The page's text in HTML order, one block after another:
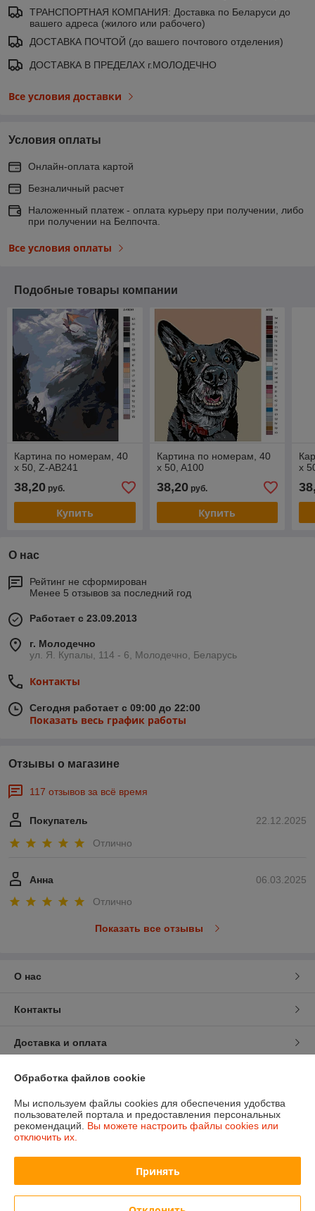
ТРАНСПОРТНАЯ КОМПАНИЯ: Доставка по Беларуси до
вашего адреса (жилого или рабочего)
ДОСТАВКА ПОЧТОЙ (до вашего почтового отделения)
ДОСТАВКА В ПРЕДЕЛАХ г.МОЛОДЕЧНО
Все условия доставки
Условия оплаты
Онлайн-оплата картой
Безналичный расчет
Наложенный платеж - оплата курьеру при получении, либо
при получении на Белпочта.
Все условия оплаты
Подобные товары компании
Картина по номерам, 40
x 50, Z-AB241
38,20 руб.
Купить
Картина по номерам, 40
x 50, A100
38,20руб.
Купить
x
О нас
Рейтинг не сформирован
Менее 5 отзывов за последний год
Работает с 23.09.2013
г. Молодечно
ул. Я. Купалы, 114 - 6, Молодечно, Беларусь
Контакты
Сегодня работает с 09:00 до 22:00
Показать весь график работы
Отзывы о магазине
117 отзывов за всё время
22.12.2025
Покупатель
Отлично
06.03.2025
Анна
Отлично
Показать все отзывы
О нас
Контакты
Доставка и оплата
График работы
Полная версия сайта
Политика обработки cookies
Сайт создан на платформе Deal.by
Обработка файлов cookie
Мы используем файлы cookies для обеспечения удобства
пользователей портала и предоставления персональных
рекомендаций. Вы можете настроить файлы cookies или
отключить их.
Принять